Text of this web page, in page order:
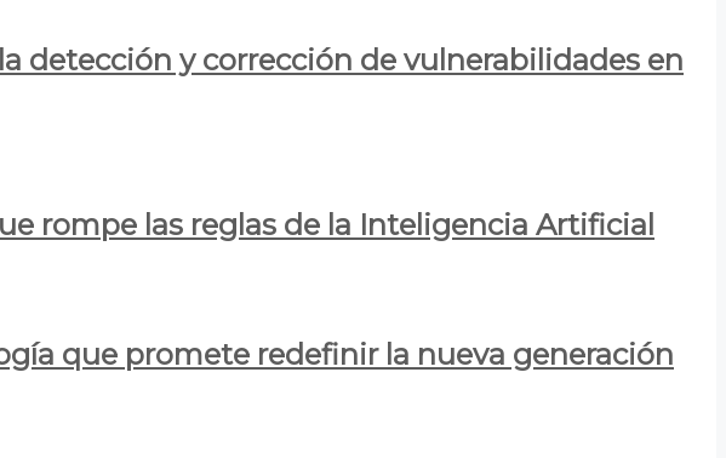
detección y corrección de vulnerabilidades en
rompe las reglas de la Inteligencia Artificial
que promete redefinir la nueva generación